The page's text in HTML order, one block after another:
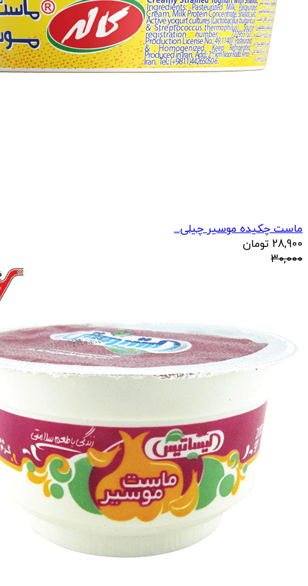
ماست چکیده موسیر چیلی...
28,900 تومان
30,000